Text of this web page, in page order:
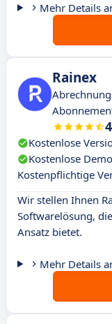
Mehr Details
Rainex
Kostenlose
Kostenlose
Kostenpflichtige
Wir stellen Ihnen
Softwarelösung,
Ansatz bietet.
Mehr Details